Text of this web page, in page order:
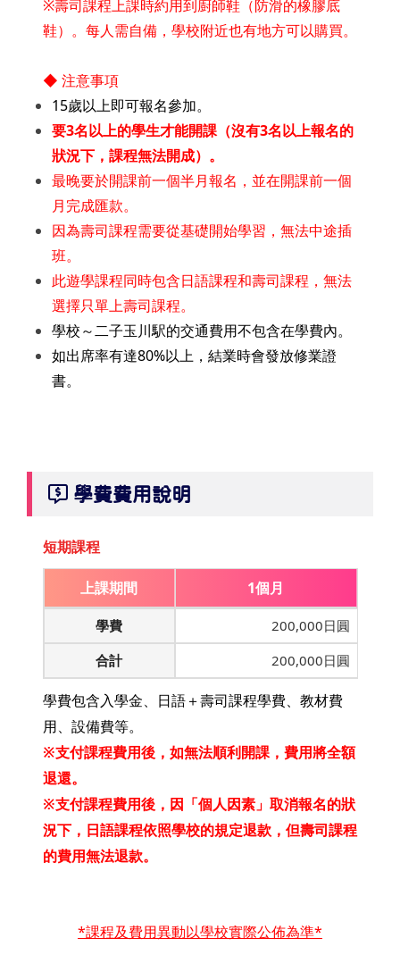
※壽司課程上課時約用到廚師鞋（防滑的橡膠底
鞋）。每人需自備，學校附近也有地方可以購買。
◆ 注意事項
15歲以上即可報名參加。
要3名以上的學生才能開課（沒有3名以上報名的
狀況下，課程無法開成）。
最晚要於開課前一個半月報名，並在開課前一個
月完成匯款。
因為壽司課程需要從基礎開始學習，無法中途插
班。
此遊學課程同時包含日語課程和壽司課程，無法
選擇只單上壽司課程。
學校～二子玉川駅的交通費用不包含在學費內。
如出席率有達80%以上，結業時會發放修業證
書。
學費費用說明
短期課程
上課期間 1個月
學費
200,000日圓
合計
200,000日圓
學費包含入學金、日語＋壽司課程學費、教材費
用、設備費等。
※支付課程費用後，如無法順利開課，費用將全額
退還。
※支付課程費用後，因「個人因素」取消報名的狀
況下，日語課程依照學校的規定退款，但壽司課程
的費用無法退款。
*課程及費用異動以學校實際公佈為準*